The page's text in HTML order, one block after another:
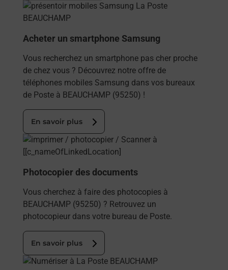
En savoir plus
Acheter un smartphone Samsung
Vous recherchez un smartphone pas cher proche
de chez vous ? Découvrez notre offre de
téléphones mobiles Samsung dans vos bureaux
de Poste à BEAUCHAMP (95250) !
En savoir plus
En savoir plus
Photocopier des documents
Vous cherchez à faire des photocopies à
BEAUCHAMP (95250) ? Retrouvez un
photocopieur dans votre bureau de Poste.
En savoir plus
En savoir plus